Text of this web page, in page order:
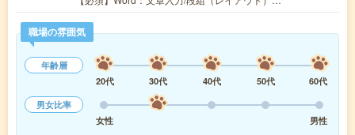
職場の雰囲気
年齢層
20代
30代 40代 50代
60代
男女比率
女性
男性